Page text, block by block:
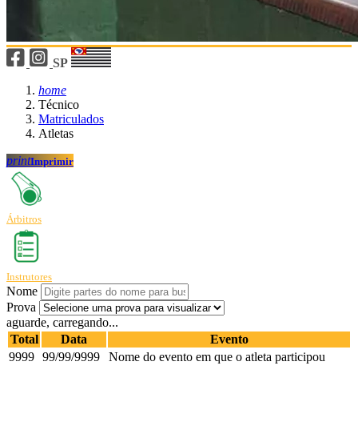
SP
home
Técnico
Matriculados
Atletas
printImprimir
Árbitros
Instrutores
Nome
Prova
aguarde, carregando...
Total
Data
Evento
9999 99/99/9999 Nome do evento em que o atleta participou